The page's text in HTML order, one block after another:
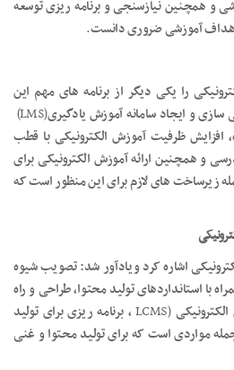
و همچنین نیازسنجی و برنامه ریزی توسعه
اهداف آموزشی ضروری دانست.
را یکی دیگر از برنامه های مهم این
سازی و ایجاد سامانه آموزش یادگیری(LMS)
افزایش ظرفیت آموزش الکترونیکی با قطب
و همچنین ارائه آموزش الکترونیکی برای
زیرساخت های لازم برای این منظور است که
اشاره کرد ویادآور شد: تصویب شیوه
با استانداردهای تولید محتوا، طراحی و راه
LCMS) ، برنامه ریزی برای تولید
مواردی است که برای تولید محتوا و غنی